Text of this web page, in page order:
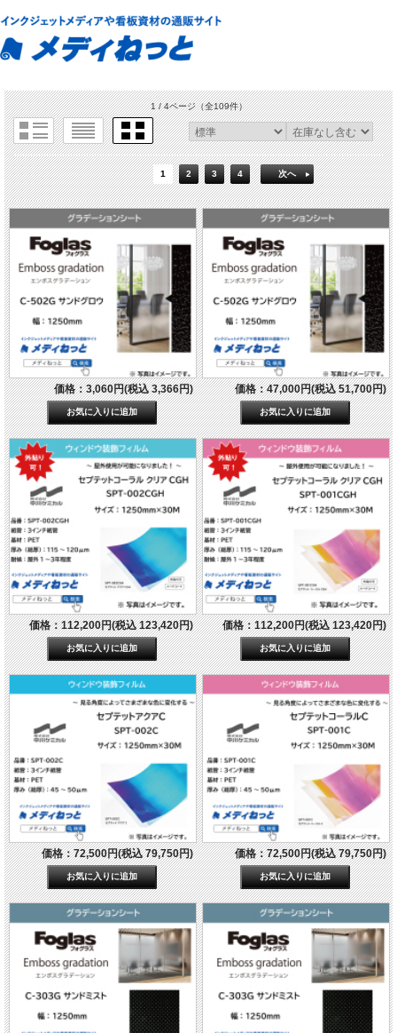
1 / 4ページ（全109件）
1 2 3 4 次へ
価格：3,060円(税込 3,366円) 価格：47,000円(税込 51,700円)
価格：112,200円(税込 123,420円) 価格：112,200円(税込 123,420円)
価格：72,500円(税込 79,750円) 価格：72,500円(税込 79,750円)